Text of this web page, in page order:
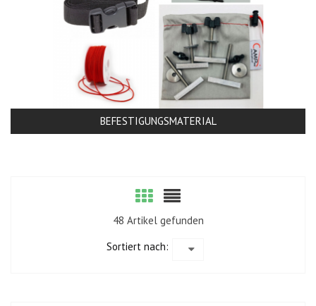
BEFESTIGUNGSMATERIAL
48 Artikel gefunden
Sortiert nach: